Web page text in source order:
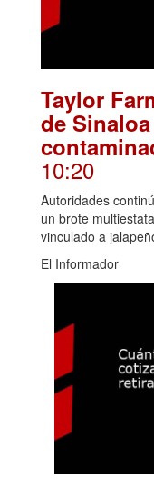
Taylor
de
10:20
Autoridades
un brote
vinculado a
El Informador